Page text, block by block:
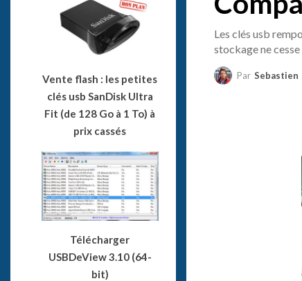
Les clés usb
stockage ne
Par Sebastien
Vente flash : les petites
clés usb SanDisk Ultra
Fit (de 128 Go à 1 To) à
prix cassés
Télécharger
USBDeView 3.10 (64-
bit)